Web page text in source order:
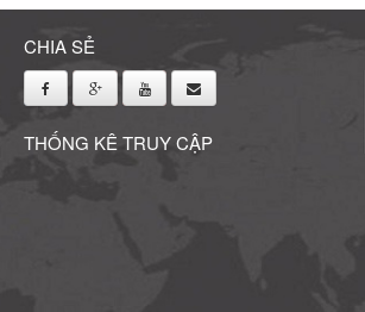
CHIA SẺ
THỐNG KÊ TRUY CẬP